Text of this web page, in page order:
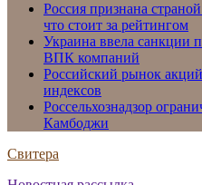
Россия признана
что стоит за рейтингом
Украина ввела санкции
ВПК компаний
Российский рынок
индексов
Россельхознадзор
Камбоджи
Свитера